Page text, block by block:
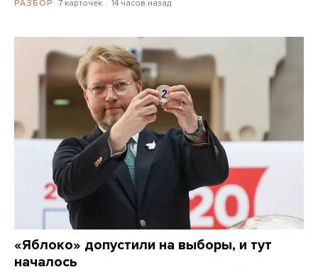
РАЗБОР 7 карточек 14 часов назад
«Яблоко» допустили на выборы, и тут
началось